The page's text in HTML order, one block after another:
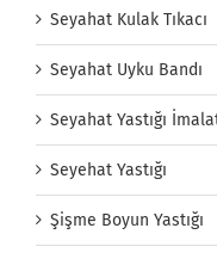
Seyahat Kulak Tıkacı
Seyahat Uyku Bandı
Seyahat Yastığı
Seyehat Yastığı
Şişme Boyun Yastığı